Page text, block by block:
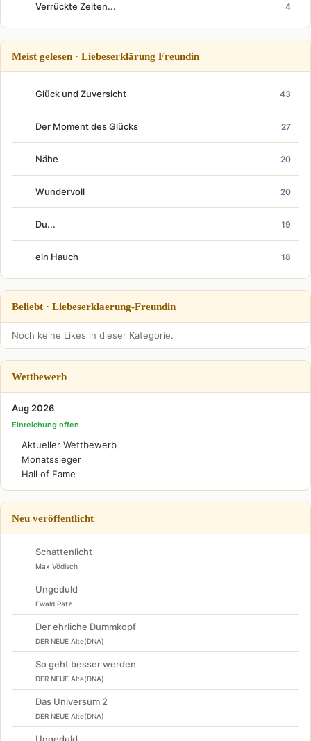
Verrückte Zeiten... 4
Meist gelesen · Liebeserklärung Freundin
Glück und Zuversicht 43
Der Moment des Glücks 27
Nähe 20
Wundervoll 20
Du... 19
ein Hauch 18
Beliebt · Liebeserklaerung-Freundin
Noch keine Likes in dieser Kategorie.
Wettbewerb
Aug 2026
Einreichung offen
Aktueller Wettbewerb
Monatssieger
Hall of Fame
Neu veröffentlicht
Schattenlicht
Max Vödisch
Ungeduld
Ewald Patz
Der ehrliche Dummkopf
DER NEUE Alte(DNA)
So geht besser werden
DER NEUE Alte(DNA)
Das Universum 2
DER NEUE Alte(DNA)